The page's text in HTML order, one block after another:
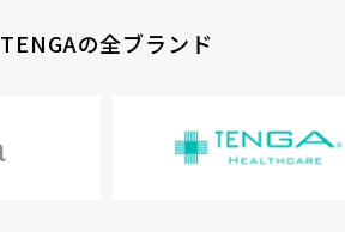
TENGAの全ブランド